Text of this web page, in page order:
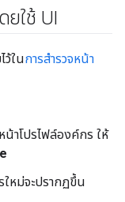
ยใช้ UI
ว้ในการสำรวจหน้า
าโปรไฟล์องค์กร ให้
หม่จะปรากฏขึ้น